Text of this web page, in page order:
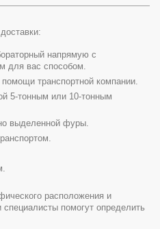
напрямую с
для вас способом.
транспортной компании.
5-тонным или 10-тонным
выделенной фуры.
расположения и
помогут определить